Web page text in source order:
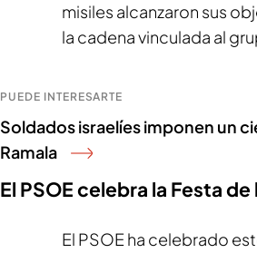
misiles alcanzaron sus
la cadena vinculada al
PUEDE INTERESARTE
Soldados israelíes imponen un
Ramala
El PSOE celebra la Festa de
El PSOE ha celebrado